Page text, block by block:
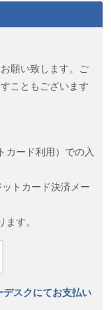
願い致します。ご
こともございます
カード利用）での入
トカード決済メー
す。
スクにてお支払い